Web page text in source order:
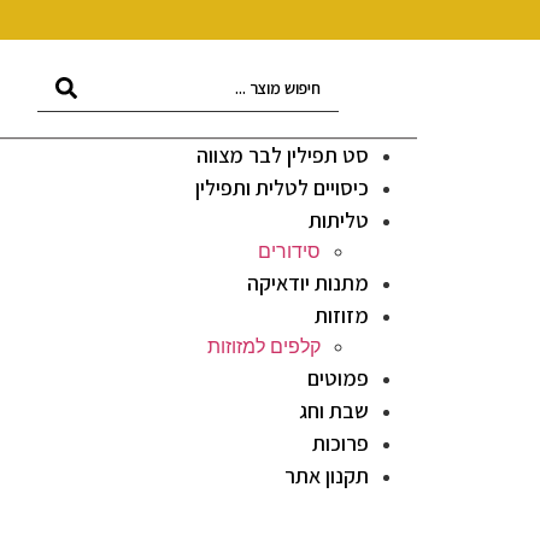
סט תפילין לבר מצווה
כיסויים לטלית ותפילין
טליתות
סידורים
מתנות יודאיקה
מזוזות
קלפים למזוזות
פמוטים
שבת וחג
פרוכות
תקנון אתר